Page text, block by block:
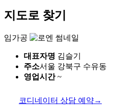
지도로 찾기
임가공
대표자명 김슬기
주소서울 강북구 수유동
영업시간~
코디네이터 상담 예약→